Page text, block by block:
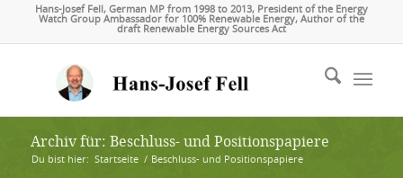
Hans-Josef Fell, German MP from 1998 to 2013, President of the Energy
Watch Group Ambassador for 100% Renewable Energy, Author of the
draft Renewable Energy Sources Act
Archiv für: Beschluss- und Positionspapiere
Du bist hier: Startseite / Beschluss- und Positionspapiere